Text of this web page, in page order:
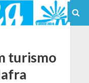
turismo